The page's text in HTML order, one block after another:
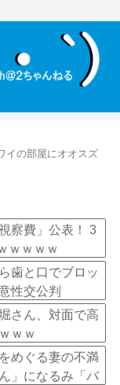
イの部屋にオオスズ
察費」公表！ 3
ｗｗｗｗ
歯と口でブロッ
性交公判
さん、対面で高
ｗｗ
めぐる妻の不満
」になるみ「バ